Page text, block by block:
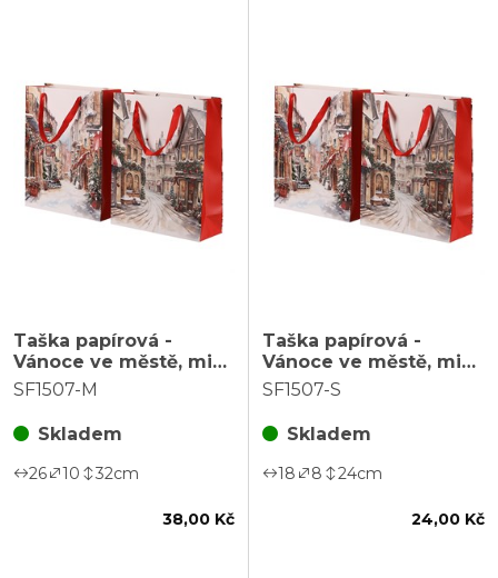
Taška papírová -
Vánoce ve městě, mix
2 druhů, vel. M, cena
SF1507-M
Skladem
26 10 32cm
38,00 Kč
Taška papírová -
Vánoce ve městě, mix
2 druhů, vel. S, cena za
SF1507-S
Skladem
18 8 24cm
24,00 Kč